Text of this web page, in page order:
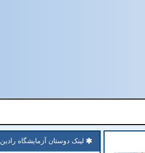
لینک دوستان آزمایشگاه رادین